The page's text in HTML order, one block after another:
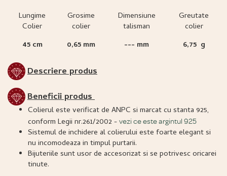
Lungime
Colier
45 cm
Grosime
colier
0,65 mm
Dimensiune
talisman
--- mm
Greutate
colier
6,75 g
Descriere produs
Beneficii produs
Colierul este verificat de ANPC si marcat cu stanta 925,
conform Legii nr.261/2002 - vezi ce este argintul 925
Sistemul de inchidere al colierului este foarte elegant si
nu incomodeaza in timpul purtarii.
Bijuteriile sunt usor de accesorizat si se potrivesc oricarei
tinute.